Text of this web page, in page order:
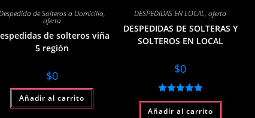
de Solteros a Domicilio,
oferta
de solteros viña
5 región
$0
Añadir al carrito
DESPEDIDAS EN LOCAL,oferta
DESPEDIDAS DE SOLTERAS Y
SOLTEROS EN LOCAL
$0
Valorado con
5.00de 5
Añadir al carrito